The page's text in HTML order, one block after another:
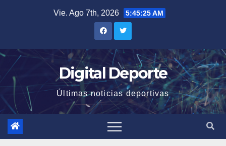
Vie. Ago 7th, 2026 5:45:26 AM
Digital Deporte
Últimas noticias deportivas